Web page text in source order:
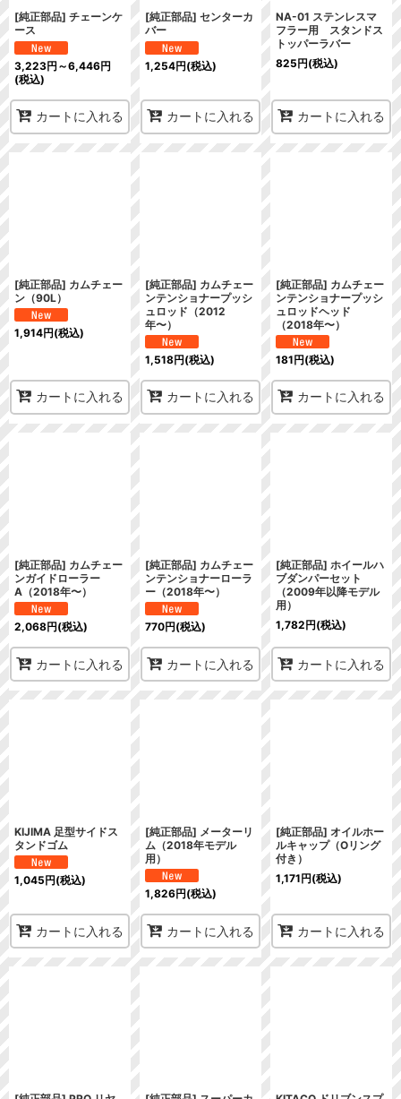
[純正部品] チェーンケ
ース
3,223円 ～6,446円
(税込)
カートに入れる
[純正部品] センターカ
バー
1,254円(税込)
カートに入れる
NA-01 ステンレスマ
フラー用 スタンドス
トッパーラバー
825円(税込)
カートに入れる
[純正部品] カムチェー
ン（90L）
1,914円(税込)
カートに入れる
[純正部品] カムチェー
ンテンショナープッシ
ュロッド（2012
年〜）
1,518円(税込)
カートに入れる
[純正部品] カムチェー
ンテンショナープッシ
ュロッドヘッド
（2018年〜）
181円(税込)
カートに入れる
[純正部品] カムチェー
ンガイドローラー
A（2018年〜）
2,068円(税込)
カートに入れる
[純正部品] カムチェー
ンテンショナーローラ
ー（2018年〜）
770円(税込)
カートに入れる
[純正部品] ホイールハ
ブダンパーセット
（2009年以降モデル
用）
1,782円(税込)
カートに入れる
KIJIMA 足型サイドス
タンドゴム
1,045円(税込)
カートに入れる
[純正部品] メーターリ
ム（2018年モデル
用）
1,826円(税込)
カートに入れる
[純正部品] オイルホー
ルキャップ（Oリング
付き）
1,171円(税込)
カートに入れる